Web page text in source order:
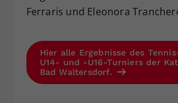
Ferraris und Eleonora
Hier alle Ergebnisse des
U14- und -U16-Turniers der
Bad Waltersdorf.